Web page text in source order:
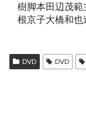
樹脚本田辺茂
根京子大橋和也
DVD DVD